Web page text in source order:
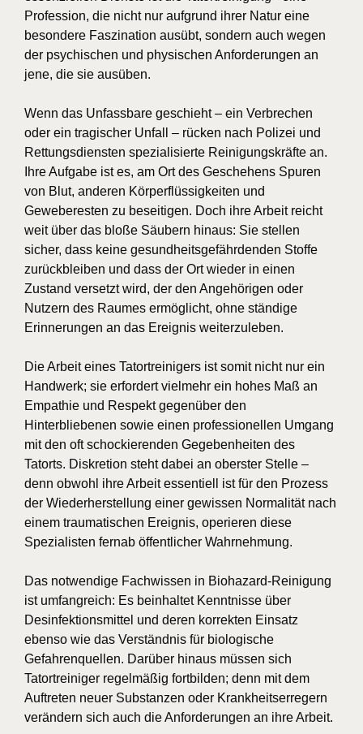
Profession, die nicht nur aufgrund ihrer Natur eine
besondere Faszination ausübt, sondern auch wegen
der psychischen und physischen Anforderungen an
jene, die sie ausüben.
Wenn das Unfassbare geschieht – ein Verbrechen
oder ein tragischer Unfall – rücken nach Polizei und
Rettungsdiensten spezialisierte Reinigungskräfte an.
Ihre Aufgabe ist es, am Ort des Geschehens Spuren
von Blut, anderen Körperflüssigkeiten und
Geweberesten zu beseitigen. Doch ihre Arbeit reicht
weit über das bloße Säubern hinaus: Sie stellen
sicher, dass keine gesundheitsgefährdenden Stoffe
zurückbleiben und dass der Ort wieder in einen
Zustand versetzt wird, der den Angehörigen oder
Nutzern des Raumes ermöglicht, ohne ständige
Erinnerungen an das Ereignis weiterzuleben.
Die Arbeit eines Tatortreinigers ist somit nicht nur ein
Handwerk; sie erfordert vielmehr ein hohes Maß an
Empathie und Respekt gegenüber den
Hinterbliebenen sowie einen professionellen Umgang
mit den oft schockierenden Gegebenheiten des
Tatorts. Diskretion steht dabei an oberster Stelle –
denn obwohl ihre Arbeit essentiell ist für den Prozess
der Wiederherstellung einer gewissen Normalität nach
einem traumatischen Ereignis, operieren diese
Spezialisten fernab öffentlicher Wahrnehmung.
Das notwendige Fachwissen in Biohazard-Reinigung
ist umfangreich: Es beinhaltet Kenntnisse über
Desinfektionsmittel und deren korrekten Einsatz
ebenso wie das Verständnis für biologische
Gefahrenquellen. Darüber hinaus müssen sich
Tatortreiniger regelmäßig fortbilden; denn mit dem
Auftreten neuer Substanzen oder Krankheitserregern
verändern sich auch die Anforderungen an ihre Arbeit.